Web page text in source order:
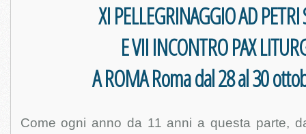
XI PELLEGRINAGGIO AD
E VII INCONTRO PAX
A ROMA Roma dal 28 al 30
Come ogni anno da 11 anni a questa parte,